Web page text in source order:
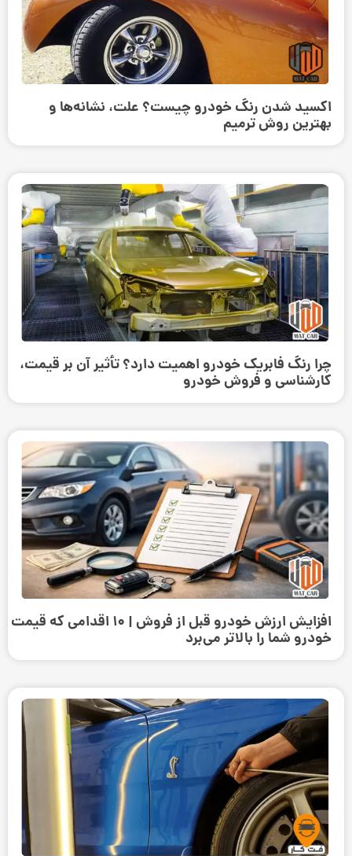
اکسید شدن رنگ خودرو چیست؟ علت، نشانه‌ها و
بهترین روش ترمیم
چرا رنگ فابریک خودرو اهمیت دارد؟ تأثیر آن بر قیمت،
کارشناسی و فروش خودرو
افزایش ارزش خودرو قبل از فروش | ۱۰ اقدامی که قیمت
خودرو شما را بالاتر می‌برد